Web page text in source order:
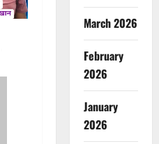
March 2026
February
2026
January
2026